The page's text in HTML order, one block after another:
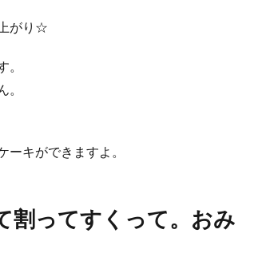
がり☆
キができますよ。
割ってすくって。おみ